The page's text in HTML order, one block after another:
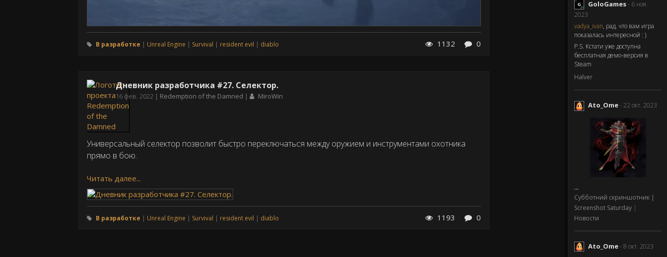
GoloGames- 6 ноя.
2023
vadya_ivan, рад, что вам игра
показалась интересной : )
P.S. Кстати уже доступна
бесплатная демо-версия в
Steam
Halver
Ato_Ome- 22 окт. 2023
...
Субботний скриншотник |
Screenshot Saturday |
Новости
Ato_Ome- 8 окт. 2023
В разработке Unreal Engine Survival resident evil diablo 1132 0
Дневник разработчика #27. Селектор.
Дата
публикации
16 фев. 2022 Redemption of the Damned MiroWin
Универсальный селектор позволит быстро переключаться между оружием и инструментами охотника
прямо в бою.
Читать далее...
В разработке Unreal Engine Survival resident evil diablo 1193 0